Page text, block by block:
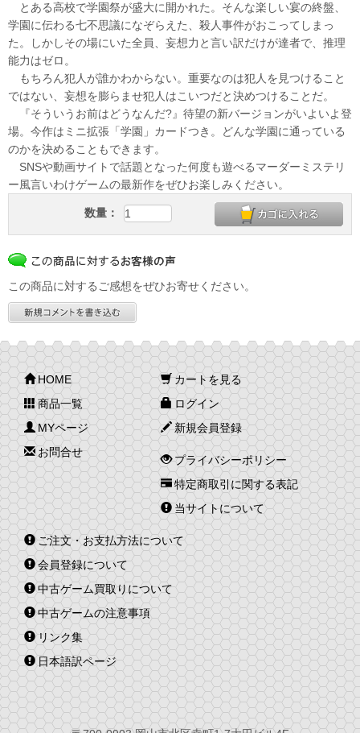
とある高校で学園祭が盛大に開かれた。そんな楽しい宴の終盤、
学園に伝わる七不思議になぞらえた、殺人事件がおこってしまっ
た。しかしその場にいた全員、妄想力と言い訳だけが達者で、推理
能力はゼロ。
もちろん犯人が誰かわからない。重要なのは犯人を見つけること
ではない、妄想を膨らませ犯人はこいつだと決めつけることだ。
『そういうお前はどうなんだ?』待望の新バージョンがいよいよ登
場。今作はミニ拡張「学園」カードつき。どんな学園に通っている
のかを決めることもできます。
SNSや動画サイトで話題となった何度も遊べるマーダーミステリ
ー風言いわけゲームの最新作をぜひお楽しみください。
数量：
この商品に対するご感想をぜひお寄せください。
HOME
商品一覧
MYページ
お問合せ
カートを見る
ログイン
新規会員登録
プライバシーポリシー
特定商取引に関する表記
当サイトについて
ご注文・お支払方法について
会員登録について
中古ゲーム買取りについて
中古ゲームの注意事項
リンク集
日本語訳ページ